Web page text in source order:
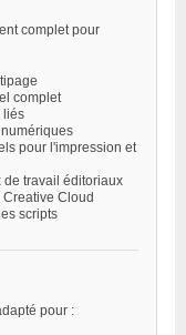
complet pour
complet
liés
pour l'impression et
de travail éditoriaux
Cloud
scripts
pour :